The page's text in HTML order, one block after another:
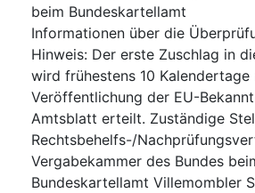
beim Bundeskartellamt
Informationen über die
Hinweis: Der erste Zuschlag in
wird frühestens 10 Kalendertage
Veröffentlichung der EU-
Amtsblatt erteilt. Zuständige
Rechtsbehelfs-/
Vergabekammer des Bundes
Bundeskartellamt Villemombler